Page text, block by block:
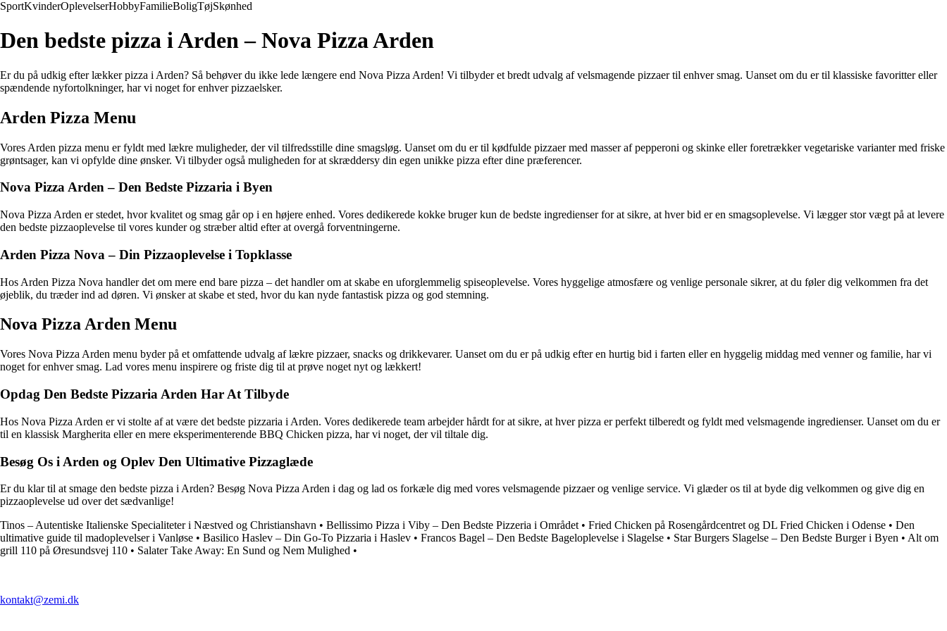
SportKvinderOplevelserHobbyFamilieBoligTøjSkønhed
Den bedste pizza i Arden – Nova Pizza Arden
Er du på udkig efter lækker pizza i Arden? Så behøver du ikke lede længere end Nova Pizza Arden! Vi tilbyder et bredt udvalg af velsmagende pizzaer til enhver smag. Uanset om du er til klassiske favoritter eller
spændende nyfortolkninger, har vi noget for enhver pizzaelsker.
Arden Pizza Menu
Vores Arden pizza menu er fyldt med lækre muligheder, der vil tilfredsstille dine smagsløg. Uanset om du er til kødfulde pizzaer med masser af pepperoni og skinke eller foretrækker vegetariske varianter med friske
grøntsager, kan vi opfylde dine ønsker. Vi tilbyder også muligheden for at skræddersy din egen unikke pizza efter dine præferencer.
Nova Pizza Arden – Den Bedste Pizzaria i Byen
Nova Pizza Arden er stedet, hvor kvalitet og smag går op i en højere enhed. Vores dedikerede kokke bruger kun de bedste ingredienser for at sikre, at hver bid er en smagsoplevelse. Vi lægger stor vægt på at levere
den bedste pizzaoplevelse til vores kunder og stræber altid efter at overgå forventningerne.
Arden Pizza Nova – Din Pizzaoplevelse i Topklasse
Hos Arden Pizza Nova handler det om mere end bare pizza – det handler om at skabe en uforglemmelig spiseoplevelse. Vores hyggelige atmosfære og venlige personale sikrer, at du føler dig velkommen fra det
øjeblik, du træder ind ad døren. Vi ønsker at skabe et sted, hvor du kan nyde fantastisk pizza og god stemning.
Nova Pizza Arden Menu
Vores Nova Pizza Arden menu byder på et omfattende udvalg af lækre pizzaer, snacks og drikkevarer. Uanset om du er på udkig efter en hurtig bid i farten eller en hyggelig middag med venner og familie, har vi
noget for enhver smag. Lad vores menu inspirere og friste dig til at prøve noget nyt og lækkert!
Opdag Den Bedste Pizzaria Arden Har At Tilbyde
Hos Nova Pizza Arden er vi stolte af at være det bedste pizzaria i Arden. Vores dedikerede team arbejder hårdt for at sikre, at hver pizza er perfekt tilberedt og fyldt med velsmagende ingredienser. Uanset om du er
til en klassisk Margherita eller en mere eksperimenterende BBQ Chicken pizza, har vi noget, der vil tiltale dig.
Besøg Os i Arden og Oplev Den Ultimative Pizzaglæde
Er du klar til at smage den bedste pizza i Arden? Besøg Nova Pizza Arden i dag og lad os forkæle dig med vores velsmagende pizzaer og venlige service. Vi glæder os til at byde dig velkommen og give dig en
pizzaoplevelse ud over det sædvanlige!
Tinos – Autentiske Italienske Specialiteter i Næstved og Christianshavn • Bellissimo Pizza i Viby – Den Bedste Pizzeria i Området • Fried Chicken på Rosengårdcentret og DL Fried Chicken i Odense • Den
ultimative guide til madoplevelser i Vanløse • Basilico Haslev – Din Go-To Pizzaria i Haslev • Francos Bagel – Den Bedste Bageloplevelse i Slagelse • Star Burgers Slagelse – Den Bedste Burger i Byen • Alt om
grill 110 på Øresundsvej 110 • Salater Take Away: En Sund og Nem Mulighed •
kontakt@zemi.dk